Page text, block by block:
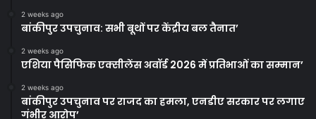
2 weeks ago
बांकीपुर उपचुनाव: सभी बूथों पर केंद्रीय बल तैनात’
2 weeks ago
एशिया पैसिफिक एक्सीलेंस अवॉर्ड 2026 में प्रतिभाओं का सम्मान’
2 weeks ago
बांकीपुर उपचुनाव पर राजद का हमला, एनडीए सरकार पर लगाए
गंभीर आरोप’